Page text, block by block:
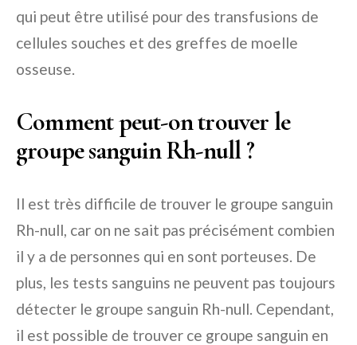
qui peut être utilisé pour des transfusions de
cellules souches et des greffes de moelle
osseuse.
Comment peut-on trouver le
groupe sanguin Rh-null ?
Il est très difficile de trouver le groupe sanguin
Rh-null, car on ne sait pas précisément combien
il y a de personnes qui en sont porteuses. De
plus, les tests sanguins ne peuvent pas toujours
détecter le groupe sanguin Rh-null. Cependant,
il est possible de trouver ce groupe sanguin en